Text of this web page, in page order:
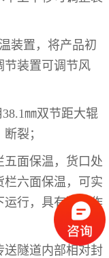
装置，将产品初
节装置可调节风
㎜双节距大辊
裂；
五面保温，货口处
栏六面保温，可实
运行，具有预冷作
送隧道内部相对封